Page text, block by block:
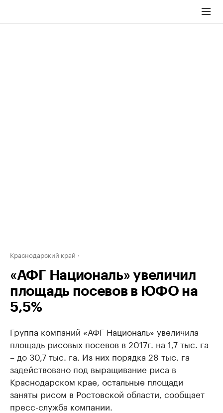
Краснодарский край
«АФГ Националь» увеличил
площадь посевов в ЮФО на
5,5%
Группа компаний «АФГ Националь» увеличила
площадь рисовых посевов в 2017г. на 1,7 тыс. га
– до 30,7 тыс. га. Из них порядка 28 тыс. га
задействовано под выращивание риса в
Краснодарском крае, остальные площади
заняты рисом в Ростовской области, сообщает
пресс-служба компании.